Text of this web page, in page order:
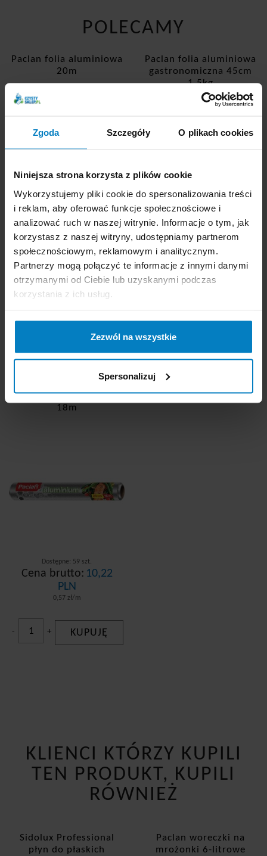
Zgoda Szczegóły O plikach cookies
Niniejsza strona korzysta z plików cookie
Wykorzystujemy pliki cookie do spersonalizowania treści
i reklam, aby oferować funkcje społecznościowe i
analizować ruch w naszej witrynie. Informacje o tym, jak
korzystasz z naszej witryny, udostępniamy partnerom
społecznościowym, reklamowym i analitycznym.
Partnerzy mogą połączyć te informacje z innymi danymi
otrzymanymi od Ciebie lub uzyskanymi podczas
korzystania z ich usług.
Zezwól na wszystkie
Spersonalizuj
POLECAMY
Paclan folia aluminiowa
20m
Dostępne: 60 szt.
Cena brutto:17,22
PLN
+ KUPUJĘ
Paclan folia aluminiowa
gastronomiczna 45cm
1,5kg
Dostępne: 105 szt.
Cena brutto:60,63
PLN
55,23 PLN
Promocja
Paclan folia aluminiowa
18m
Dostępne: 59 szt.
Cena brutto: 10,22
PLN
0,57 zł/m
- + KUPUJĘ
KLIENCI KTÓRZY KUPILI
TEN PRODUKT, KUPILI
RÓWNIEŻ
Sidolux Professional
płyn do płaskich
Paclan woreczki na
mrożonki 6-litrowe